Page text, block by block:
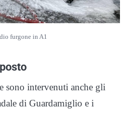
furgone in A1
sono intervenuti anche gli
di Guardamiglio e i